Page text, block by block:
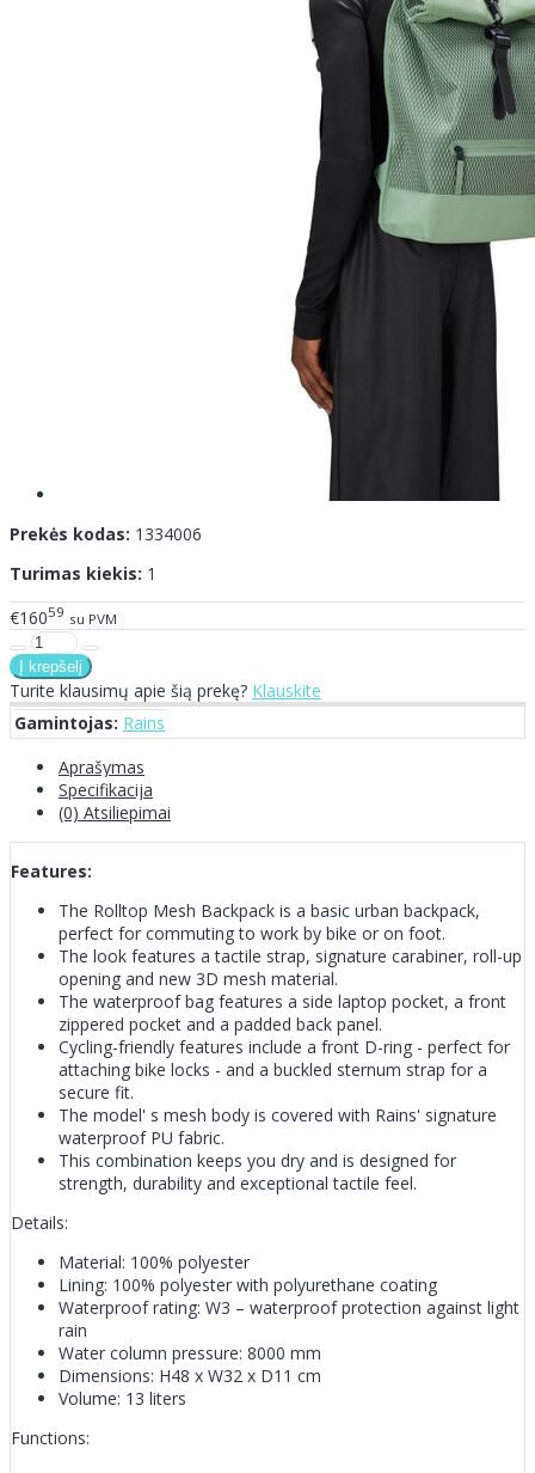
Prekės kodas: 1334006
Turimas kiekis: 1
€16059 su PVM
Turite klausimų apie šią prekę? Klauskite
Gamintojas: Rains
Aprašymas
Specifikacija
(0) Atsiliepimai
Features:
The Rolltop Mesh Backpack is a basic urban backpack,
perfect for commuting to work by bike or on foot.
The look features a tactile strap, signature carabiner, roll-up
opening and new 3D mesh material.
The waterproof bag features a side laptop pocket, a front
zippered pocket and a padded back panel.
Cycling-friendly features include a front D-ring - perfect for
attaching bike locks - and a buckled sternum strap for a
secure fit.
The model' s mesh body is covered with Rains' signature
waterproof PU fabric.
This combination keeps you dry and is designed for
strength, durability and exceptional tactile feel.
Details:
Material: 100% polyester
Lining: 100% polyester with polyurethane coating
Waterproof rating: W3 – waterproof protection against light
rain
Water column pressure: 8000 mm
Dimensions: H48 x W32 x D11 cm
Volume: 13 liters
Functions: